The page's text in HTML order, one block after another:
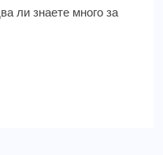
ли знаете много за